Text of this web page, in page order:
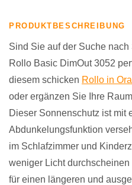
PRODUKTBESCHREIBUNG
Sind Sie auf der Suche
Rollo Basic DimOut 3052
diesem schicken Rollo in
oder ergänzen Sie Ihre
Dieser Sonnenschutz ist mit
Abdunkelungsfunktion
im Schlafzimmer und
weniger Licht
für einen längeren und